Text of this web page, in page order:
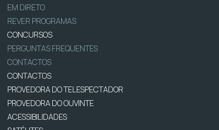
EM DIRETO
REVER PROGRAMAS
CONCURSOS
PERGUNTAS FREQUENTES
CONTACTOS
CONTACTOS
PROVEDORA DO TELESPECTADOR
PROVEDORA DO OUVINTE
ACESSIBILIDADES